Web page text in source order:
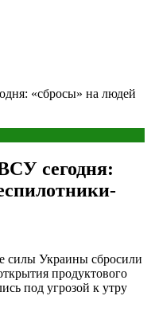
«сбросы» на людей
сегодня:
силы Украины сбросили
продуктового
под угрозой к утру